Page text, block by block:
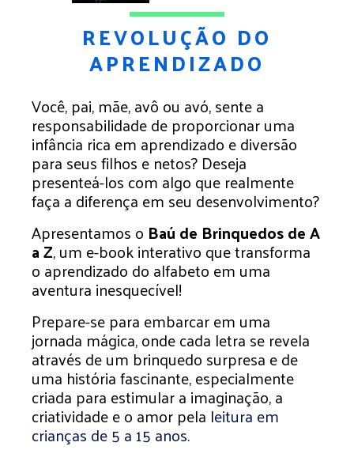
REVOLUÇÃO DO
APRENDIZADO
Você, pai, mãe, avô ou avó, sente a
responsabilidade de proporcionar uma
infância rica em aprendizado e diversão
para seus filhos e netos? Deseja
presenteá-los com algo que realmente
faça a diferença em seu desenvolvimento?
Apresentamos o Baú de Brinquedos de A
a Z, um e-book interativo que transforma
o aprendizado do alfabeto em uma
aventura inesquecível!
Prepare-se para embarcar em uma
jornada mágica, onde cada letra se revela
através de um brinquedo surpresa e de
uma história fascinante, especialmente
criada para estimular a imaginação, a
criatividade e o amor pela leitura em
crianças de 5 a 15 anos.